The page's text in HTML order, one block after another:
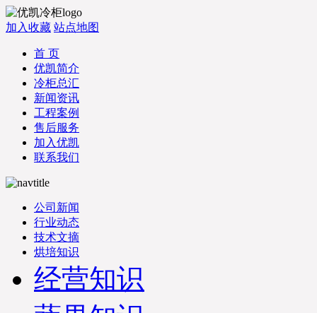
加入收藏 站点地图
首 页
优凯简介
冷柜总汇
新闻资讯
工程案例
售后服务
加入优凯
联系我们
公司新闻
行业动态
技术文摘
烘培知识
经营知识